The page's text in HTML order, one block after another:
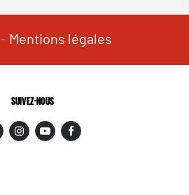
- Mentions légales
SUIVEZ-NOUS